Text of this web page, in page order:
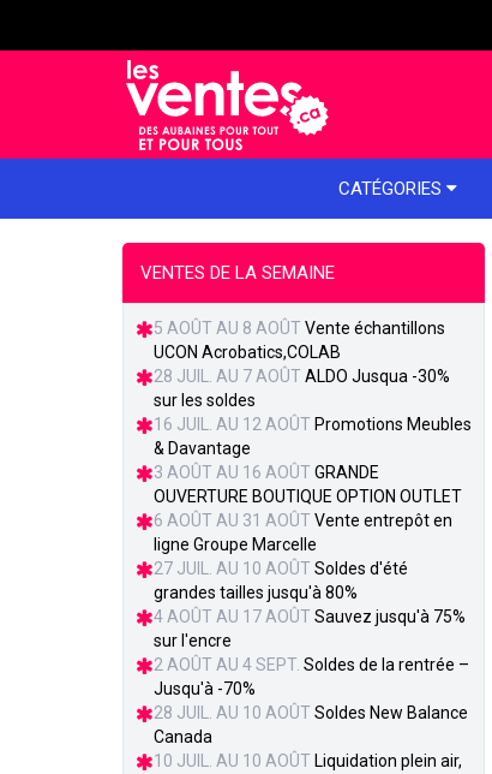
CATÉGORIES
VENTES DE LA SEMAINE
5 AOÛT AU 8 AOÛT Vente échantillons
UCON Acrobatics,COLAB
28 JUIL. AU 7 AOÛT ALDO Jusqua -30%
sur les soldes
16 JUIL. AU 12 AOÛT Promotions Meubles
& Davantage
3 AOÛT AU 16 AOÛT GRANDE
OUVERTURE BOUTIQUE OPTION OUTLET
6 AOÛT AU 31 AOÛT Vente entrepôt en
ligne Groupe Marcelle
27 JUIL. AU 10 AOÛT Soldes d'été
grandes tailles jusqu'à 80%
4 AOÛT AU 17 AOÛT Sauvez jusqu'à 75%
sur l'encre
2 AOÛT AU 4 SEPT. Soldes de la rentrée –
Jusqu'à -70%
28 JUIL. AU 10 AOÛT Soldes New Balance
Canada
10 JUIL. AU 10 AOÛT Liquidation plein air,